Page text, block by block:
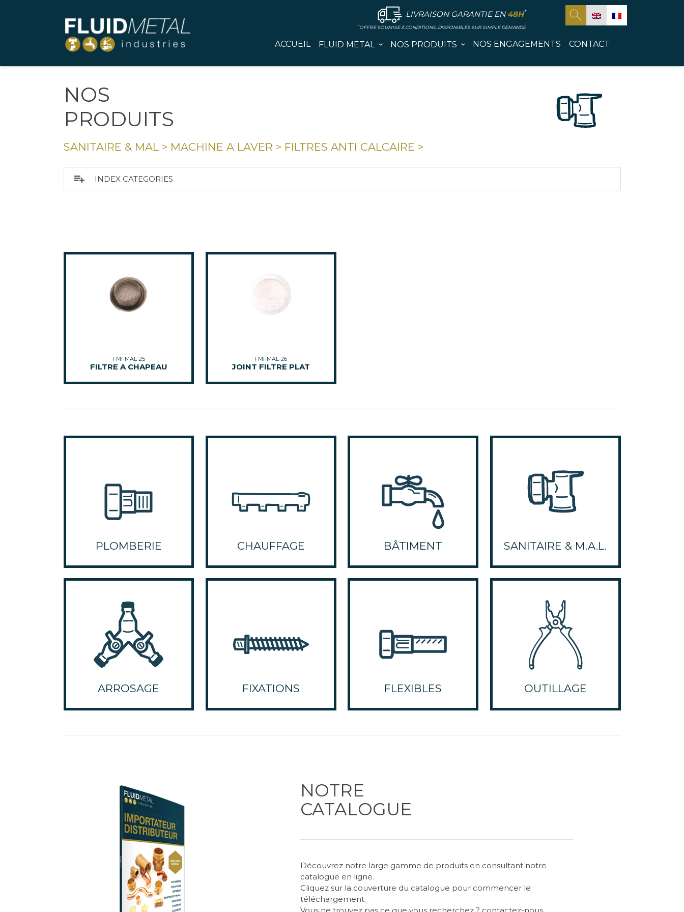
LIVRAISON GARANTIE EN 48H*
*OFFRE SOUMISE À CONDITIONS, DISPONIBLES SUR SIMPLE DEMANDE
ACCUEIL FLUID METAL NOS PRODUITS NOS ENGAGEMENTS CONTACT
NOS
PRODUITS
SANITAIRE & MAL> MACHINE A LAVER > FILTRES ANTI CALCAIRE >
playlist_add INDEX CATEGORIES
FMI-MAL-25
FILTRE A CHAPEAU
FMI-MAL-26
JOINT FILTRE PLAT
PLOMBERIE CHAUFFAGE BÂTIMENT SANITAIRE & M.A.L.
ARROSAGE FIXATIONS FLEXIBLES OUTILLAGE
NOTRE
CATALOGUE
Découvrez notre large gamme de produits en consultant notre
catalogue en ligne.
Cliquez sur la couverture du catalogue pour commencer le
téléchargement.